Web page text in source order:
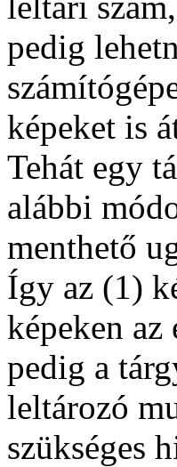
pedig
képeket is
Tehát egy
alábbi
menthető
Így az (1)
képeken az
pedig a
leltározó
szükséges